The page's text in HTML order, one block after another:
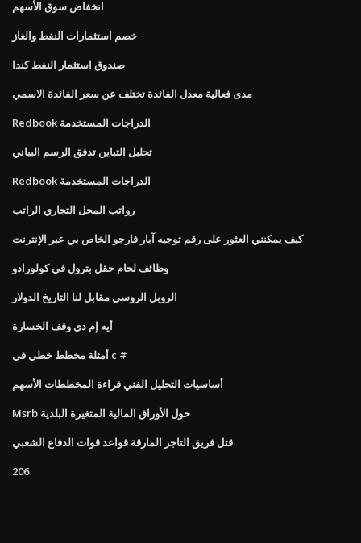
انخفاض سوق الأسهم
خصم استثمارات النفط والغاز
صندوق استثمار النفط كندا
مدى فعالية معدل الفائدة تختلف عن سعر الفائدة الاسمي
Redbook الدراجات المستخدمة
تحليل التباين تدفق الرسم البياني
Redbook الدراجات المستخدمة
رواتب المحل التجاري الراتب
كيف يمكنني العثور على رقم توجيه آبار فارجو الخاص بي عبر الإنترنت
وظائف لحام حقل بترول في كولورادو
الروبل الروسي مقابل لنا التاريخ الدولار
أيه إم دي وقف الخسارة
أمثلة مخطط خطي في c #
أساسيات التحليل الفني قراءة المخططات الأسهم
Msrb حول الأوراق المالية المتغيرة البلدية
قتل فريق التاجر المارقة قواعد قوات الدفاع الشعبي
206